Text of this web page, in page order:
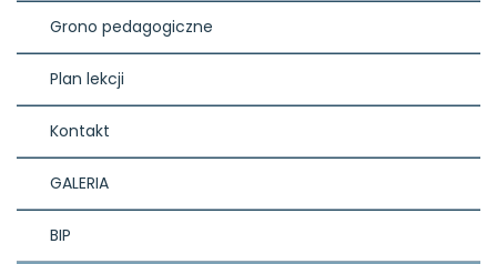
Grono pedagogiczne
Plan lekcji
Kontakt
GALERIA
BIP